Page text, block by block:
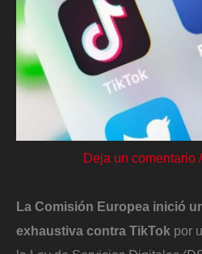
Deja un comentario /
La Comisión Europea inició
exhaustiva contra TikTok por